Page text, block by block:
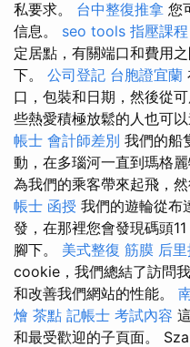
私要求。 台中整復推拿 您
信息。 seo tools 指壓課程
定居點，有關端口和費用
下。 公司登記 台胞證宜蘭
口，包裝和日期，然後從
些熱愛積極放鬆的人也可
帳士 會計師差別 我們的船
動，在多瑙河一直到瑪格
為我們的乘客帶來起飛，
帳士 函授 我們的遊輪從布
發，在那裡您會發現碼頭
腳下。 美式整復 筋膜 后
cookie，我們總結了訪問
和改善我們網站的性能。
燴 茶點 記帳士 考試內容
和最受歡迎的子頁面。